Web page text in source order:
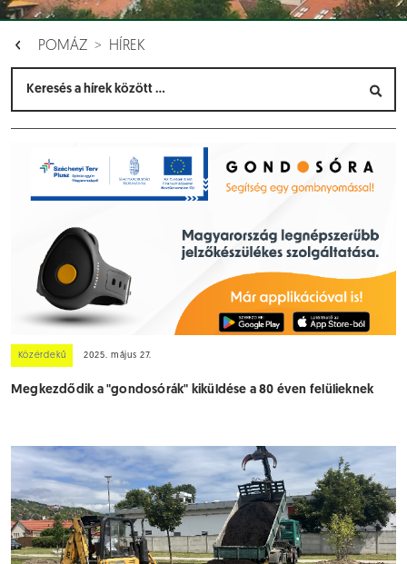
POMÁZ HÍREK
Közérdekű 2025. május 27.
Megkezdődik a "gondosórák" kiküldése a 80 éven felülieknek